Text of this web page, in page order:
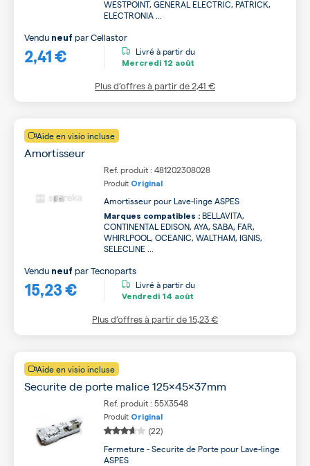
WESTPOINT, GENERAL ELECTRIC, PATRICK,
ELECTRONIA ...
2,41 €
Vendu neuf parCellastor
Livré à partir du
Mercredi 12 août
Plus d’offres à partir de2,41 €
Aide en visio incluse
Amortisseur
Ref. produit : 481202308028
Produit Original
Amortisseur pour Lave-linge ASPES
Marques compatibles : BELLAVITA,
CONTINENTAL EDISON, AYA, SABA, FAR,
WHIRLPOOL, OCEANIC, WALTHAM, IGNIS,
SELECLINE ...
15,23 €
Vendu neuf parTecnoparts
Livré à partir du
Vendredi 14 août
Plus d’offres à partir de15,23 €
Aide en visio incluse
Securite de porte malice 125x45x37mm
Ref. produit : 55X3548
Produit Original
(22)
Fermeture - Securite de Porte pour Lave-linge
ASPES